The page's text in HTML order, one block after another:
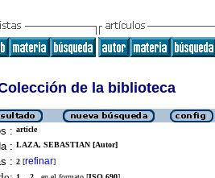
de la biblioteca
: article
: LAZA, SEBASTIAN [Autor]
: 2 [refinar]